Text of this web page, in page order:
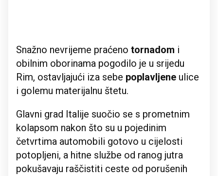
Snažno nevrijeme praćeno tornadom i
obilnim oborinama pogodilo je u srijedu
Rim, ostavljajući iza sebe poplavljene ulice
i golemu materijalnu štetu.
Glavni grad Italije suočio se s prometnim
kolapsom nakon što su u pojedinim
četvrtima automobili gotovo u cijelosti
potopljeni, a hitne službe od ranog jutra
pokušavaju raščistiti ceste od porušenih